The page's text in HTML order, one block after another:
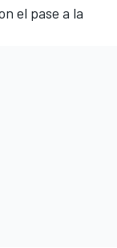
el pase a la